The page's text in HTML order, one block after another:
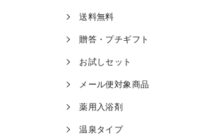
送料無料
贈答・プチギフト
お試しセット
メール便対象商品
薬用入浴剤
温泉タイプ